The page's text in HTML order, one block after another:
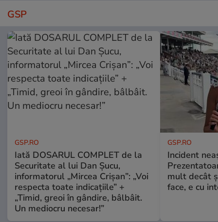
GSP
GSP.RO
Iată DOSARUL COMPLET de la
Securitate al lui Dan Șucu,
informatorul „Mircea Crișan”: „Voi
respecta toate indicațiile” +
„Timid, greoi în gândire, bâlbâit.
Un mediocru necesar!”
GSP.RO
Incident
mult decât
face, e cu